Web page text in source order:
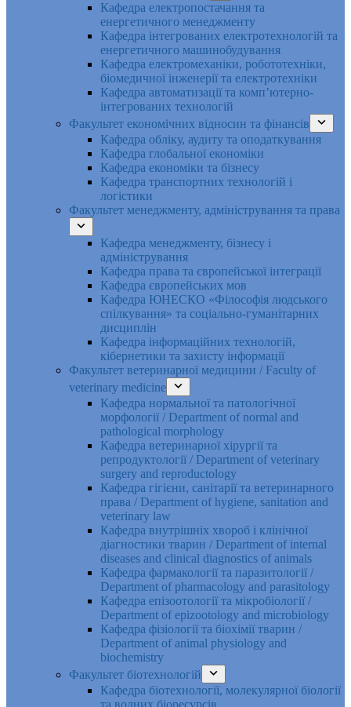
Кафедра електропостачання та
енергетичного менеджменту
Кафедра інтегрованих електротехнологій та
енергетичного машинобудування
Кафедра електромеханіки, робототехніки,
біомедичної інженерії та електротехніки
Кафедра автоматизації та комп’ютерно-
інтегрованих технологій
Факультет економічних відносин та фінансів
Кафедра обліку, аудиту та оподаткування
Кафедра глобальної економіки
Кафедра економіки та бізнесу
Кафедра транспортних технологій і
логістики
Факультет менеджменту, адміністрування та права
Кафедра менеджменту, бізнесу і
адміністрування
Кафедра права та європейської інтеграції
Кафедра європейських мов
Кафедра ЮНЕСКО «Філософія людського
спілкування» та соціально-гуманітарних
дисциплін
Кафедра інформаційних технологій,
кібернетики та захисту інформації
Факультет ветеринарної медицини / Faculty of
veterinary medicine
Кафедра нормальної та патологічної
морфології / Department of normal and
pathological morphology
Кафедра ветеринарної хірургії та
репродуктології / Department of veterinary
surgery and reproductology
Кафедра гігієни, санітарії та ветеринарного
права / Department of hygiene, sanitation and
veterinary law
Кафедра внутрішніх хвороб і клінічної
діагностики тварин / Department of internal
diseases and clinical diagnostics of animals
Кафедра фармакології та паразитології /
Department of pharmacology and parasitology
Кафедра епізоотології та мікробіології /
Department of epizootology and microbiology
Кафедра фізіології та біохімії тварин /
Department of animal physiology and
biochemistry
Факультет біотехнологій
Кафедра біотехнології, молекулярної біології
та водних біоресурсів